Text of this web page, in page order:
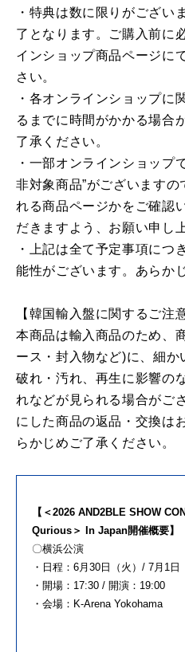
・特典は数に限りがござい
了となります。ご購入前に
インショップ商品ページに
さい。
・各オンラインショップに
るまでに時間がかかる場合
了承ください。
・一部オンラインショップ
非対象商品”がございます
れる商品ページかをご確認
だきますよう、お願い申し
・上記は全て予定事項につ
能性がございます。あらか
【韓国輸入盤に関するご注意
本商品は輸入商品のため、
ース・封入物など)に、細か
破れ・汚れ、再生に影響の
れなどが見られる場合がご
にした商品の返品・交換は
らかじめご了承ください。
【＜2026 AND2BLE SHOW
Qurious＞ In Japan開催概要】
〇横浜公演
・日程：6月30日（火）/ 7月1日
・開場：17:30 / 開演：19:00
・会場：K-Arena Yokohama